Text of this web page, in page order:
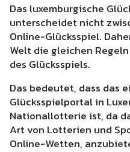
Das luxemburgische
unterscheidet nicht
Online-Glücksspiel.
Welt die gleichen
des Glücksspiels.
Das bedeutet, dass das
Glücksspielportal in
Nationallotterie ist, da
Art von Lotterien und
Online-Wetten,